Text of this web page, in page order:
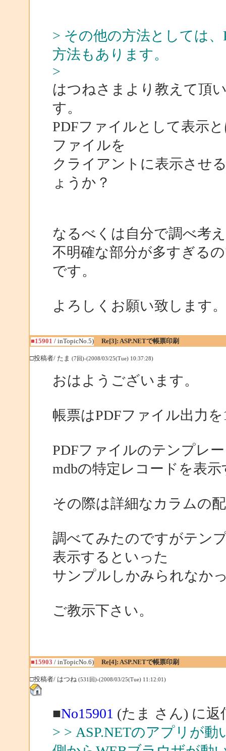
> その他の方法としては
方法もあります。
>
はつねさまより教えて頂
す。
PDFファイルとして表示
ファイルを
クライアントに表示させ
ょうか？
なるべくは自分で調べ考
不明確な部分が多すぎる
です。
よろしくお願い致します。
■15901 / inTopicNo.5) Re[3]: ASP.NETで帳票印刷
□投稿者/ たま (7回)-(2008/03/25(Tue) 10:37:28)
おはようございます。
帳票はPDFファイル出力
PDFファイルのテンプレ
mdbの特定レコードを表
その際は詳細なカラムの
調べてみたのですがテン
表示するといった
サンプルしかみられなか
ご教示下さい。
■15903 / inTopicNo.6) Re[4]: ASP.NETで帳票印刷
□投稿者/ はつね (531回)-(2008/03/25(Tue) 11:12:01)
■No15901 (たま さん) に返
> > ASP.NETのアプリが